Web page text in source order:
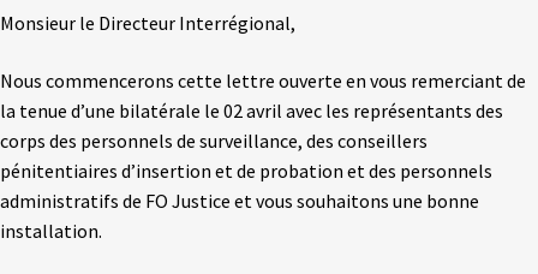
Monsieur le Directeur Interrégional,
Nous commencerons cette lettre ouverte en vous remerciant de
la tenue d’une bilatérale le 02 avril avec les représentants des
corps des personnels de surveillance, des conseillers
pénitentiaires d’insertion et de probation et des personnels
administratifs de FO Justice et vous souhaitons une bonne
installation.